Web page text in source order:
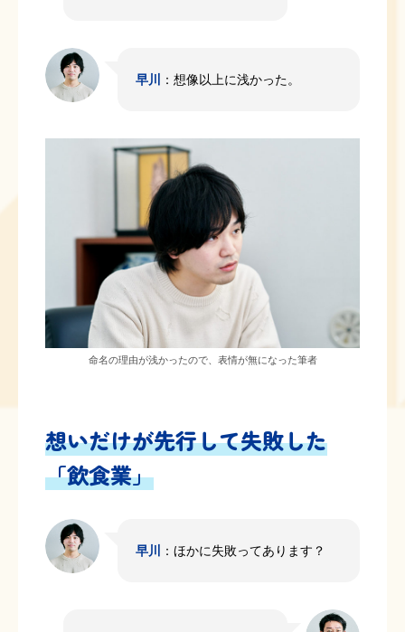
早川 ：想像以上に浅かった。
命名の理由が浅かったので、表情が無になった筆者
想いだけが先行して失敗した
「飲食業」
早川 ：ほかに失敗ってあります？